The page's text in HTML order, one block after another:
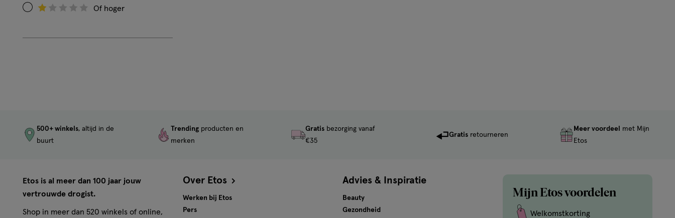
3
op
Filteren
Beoordeling:
Of hoger
500+ winkels, altijd in de
buurt
Trending producten en
merken
Gratisbezorging vanaf
€35
Gratis retourneren
Meer voordeel
met Mijn
Etos
Etos is al meer dan 100 jaar jouw
vertrouwde drogist.
Shop in meer dan 520 winkels of online,
Over Etos
Werken bij Etos
Pers
Advies & Inspiratie
Beauty
Gezondheid
Mijn Etos voordelen
Welkomstkorting